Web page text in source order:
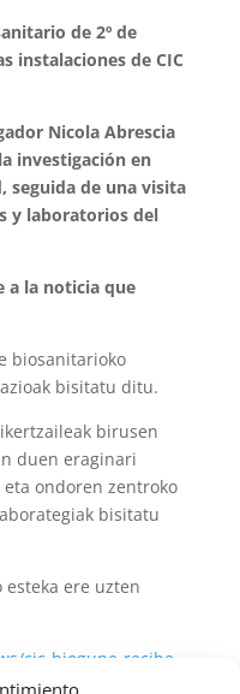
de 2º de
instalaciones de CIC
Nicola Abrescia
investigación en
seguida de una visita
y laboratorios del
a la noticia que
biosanitarioko
bisitatu ditu.
birusen
duen eraginari
ondoren zentroko
bisitatu
ere uzten
cic-biogune-recibe-
escolapios-de-